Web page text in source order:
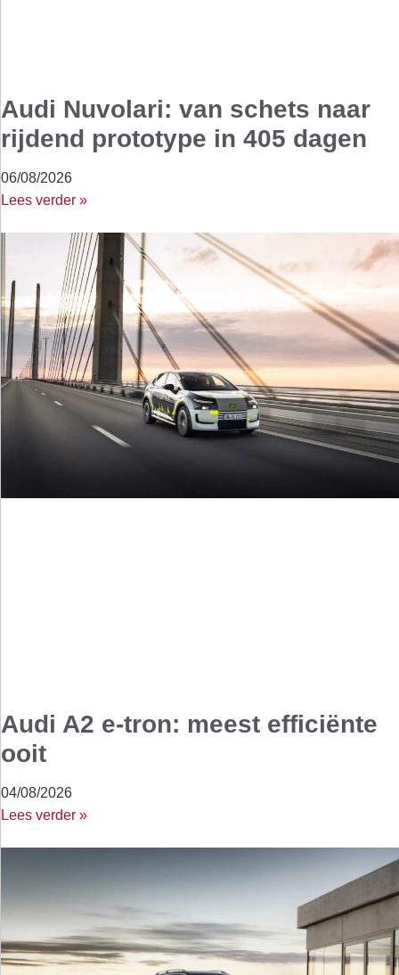
Audi Nuvolari: van schets naar
rijdend prototype in 405 dagen
06/08/2026
Lees verder »
Audi A2 e-tron: meest efficiënte
ooit
04/08/2026
Lees verder »